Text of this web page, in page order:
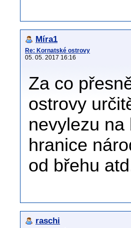
Míra1
Re: Kornatské ostrovy
05. 05. 2017 16:16
Za co
ostrovy
nevylezu
hranice
od břehu
raschi